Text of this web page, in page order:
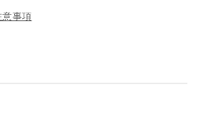
事項